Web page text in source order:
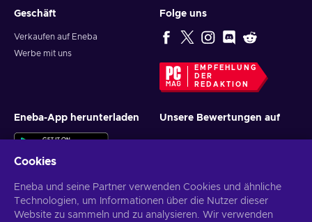
Geschäft
Verkaufen auf Eneba
Werbe mit uns
Folge uns
EMPFEHLUNG
DER
REDAKTION
Eneba-App herunterladen Unsere Bewertungen auf
Cookies
Eneba und seine Partner verwenden Cookies und ähnliche
Technologien, um Informationen über die Nutzer dieser
Website zu sammeln und zu analysieren. Wir verwenden